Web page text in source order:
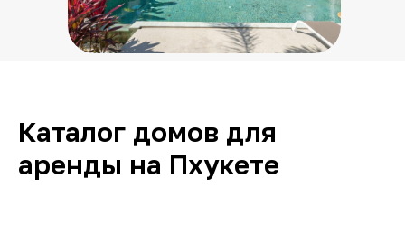
Каталог домов для
аренды на Пхукете